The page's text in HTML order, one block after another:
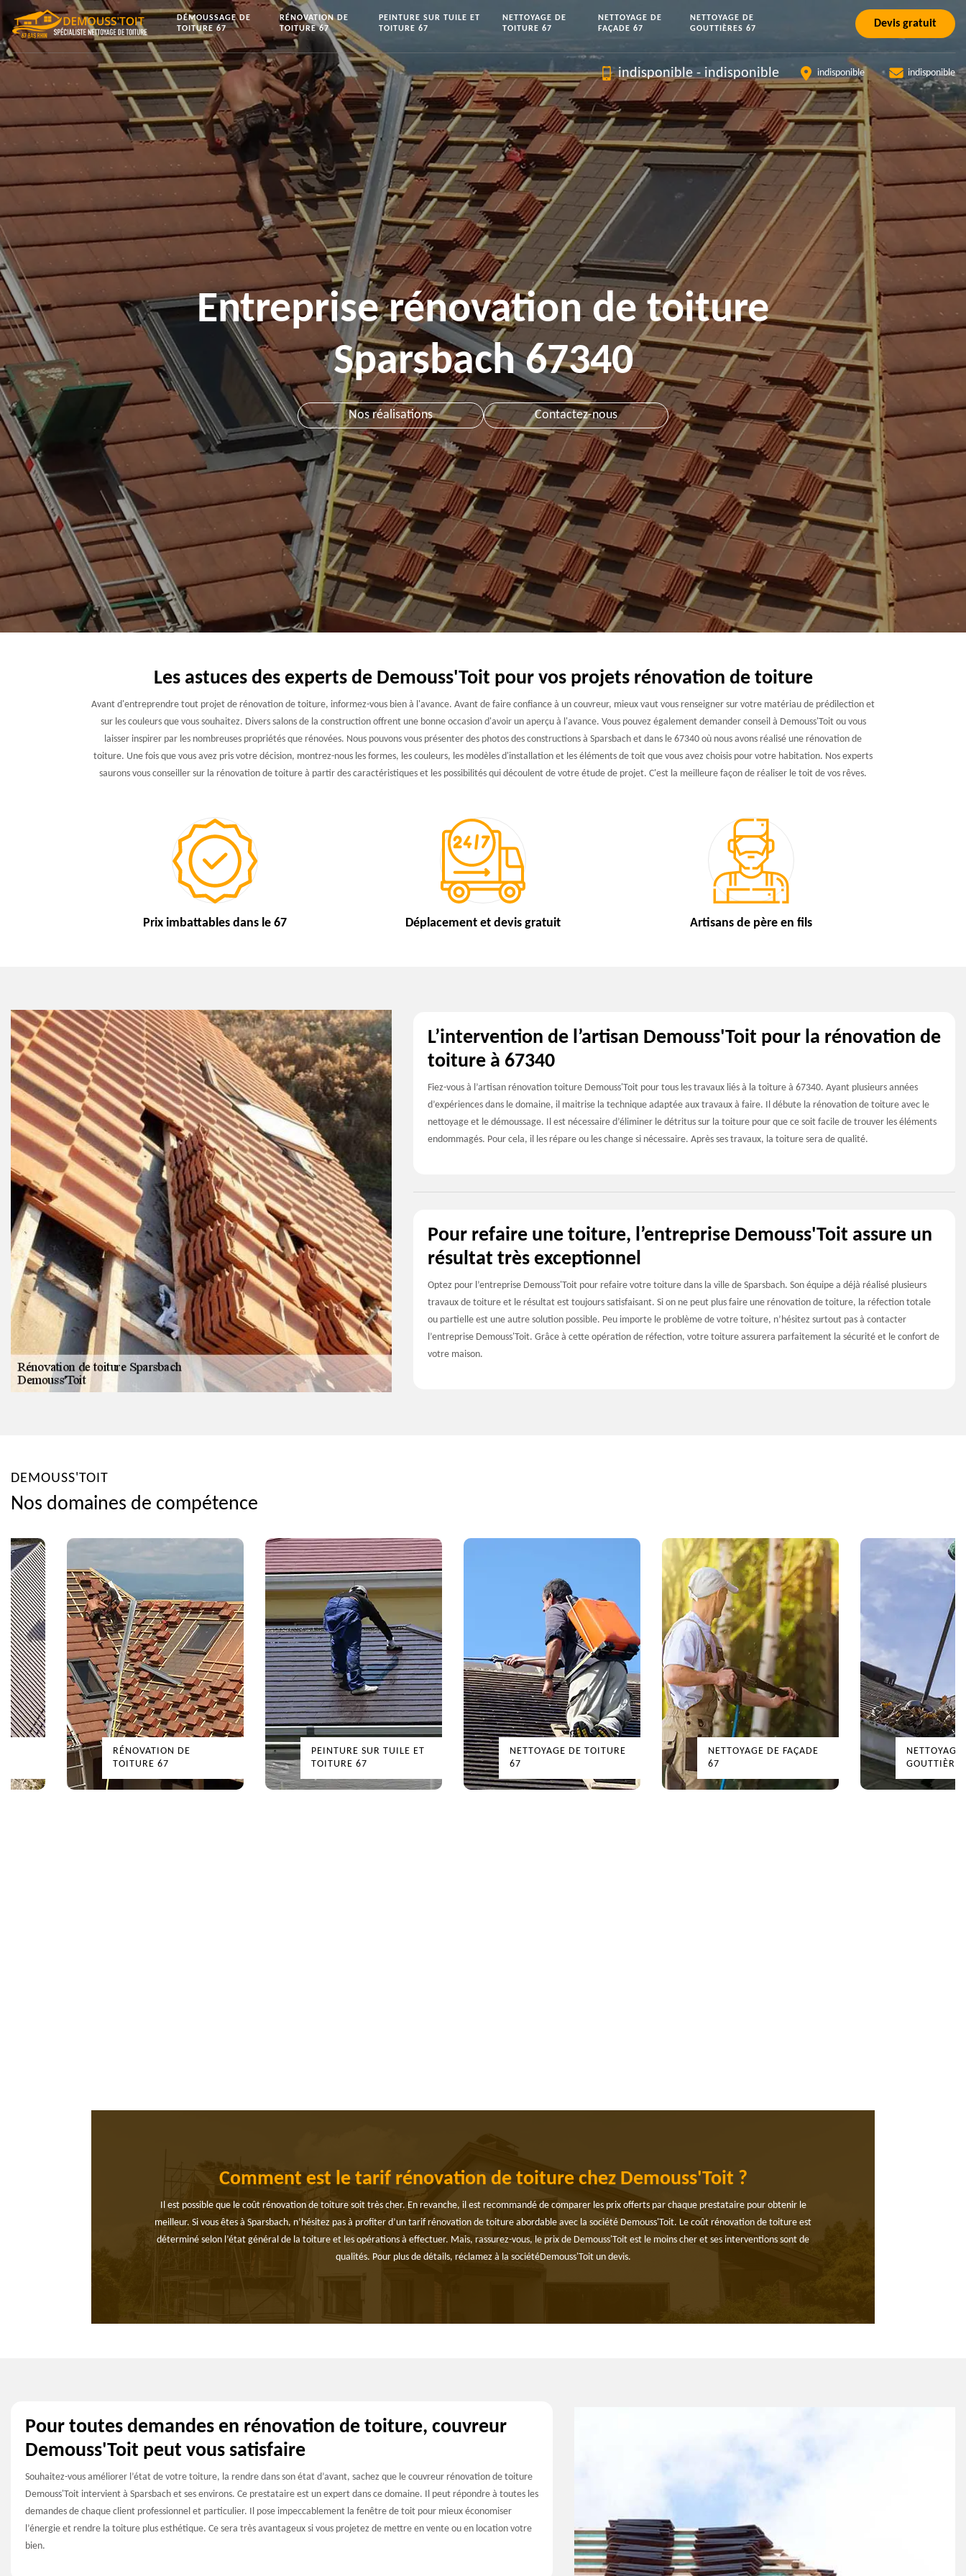
DÉMOUSSAGE DE
TOITURE 67
RÉNOVATION DE
TOITURE 67
PEINTURE SUR TUILE ET
TOITURE 67
NETTOYAGE DE
TOITURE 67
NETTOYAGE DE
FAÇADE 67
NETTOYAGE DE
GOUTTIÈRES 67
Devis gratuit
indisponible - indisponible indisponible indisponible
Entreprise rénovation de toiture
Sparsbach 67340
Nos réalisations Contactez-nous
Les astuces des experts de Demouss'Toit pour vos projets rénovation de toiture
Avant d'entreprendre tout projet de rénovation de toiture, informez-vous bien à l'avance. Avant de faire confiance à un couvreur, mieux vaut vous renseigner sur votre matériau de prédilection et
sur les couleurs que vous souhaitez. Divers salons de la construction offrent une bonne occasion d'avoir un aperçu à l'avance. Vous pouvez également demander conseil à Demouss'Toit ou vous
laisser inspirer par les nombreuses propriétés que rénovées. Nous pouvons vous présenter des photos des constructions à Sparsbach et dans le 67340 où nous avons réalisé une rénovation de
toiture. Une fois que vous avez pris votre décision, montrez-nous les formes, les couleurs, les modèles d'installation et les éléments de toit que vous avez choisis pour votre habitation. Nos experts
saurons vous conseiller sur la rénovation de toiture à partir des caractéristiques et les possibilités qui découlent de votre étude de projet. C'est la meilleure façon de réaliser le toit de vos rêves.
Prix imbattables dans le 67 Déplacement et devis gratuit Artisans de père en fils
L’intervention de l’artisan Demouss'Toit pour la rénovation de
toiture à 67340
Fiez-vous à l’artisan rénovation toiture Demouss'Toit pour tous les travaux liés à la toiture à 67340. Ayant plusieurs années
d’expériences dans le domaine, il maitrise la technique adaptée aux travaux à faire. Il débute la rénovation de toiture avec le
nettoyage et le démoussage. Il est nécessaire d’éliminer le détritus sur la toiture pour que ce soit facile de trouver les éléments
endommagés. Pour cela, il les répare ou les change si nécessaire. Après ses travaux, la toiture sera de qualité.
Pour refaire une toiture, l’entreprise Demouss'Toit assure un
résultat très exceptionnel
Optez pour l’entreprise Demouss'Toit pour refaire votre toiture dans la ville de Sparsbach. Son équipe a déjà réalisé plusieurs
travaux de toiture et le résultat est toujours satisfaisant. Si on ne peut plus faire une rénovation de toiture, la réfection totale
ou partielle est une autre solution possible. Peu importe le problème de votre toiture, n’hésitez surtout pas à contacter
l’entreprise Demouss'Toit. Grâce à cette opération de réfection, votre toiture assurera parfaitement la sécurité et le confort de
votre maison.
DEMOUSS'TOIT
Nos domaines de compétence
RÉNOVATION DE
TOITURE 67
PEINTURE SUR TUILE ET
TOITURE 67
NETTOYAGE DE TOITURE
67
NETTOYAGE DE FAÇADE
67
NETTOYAGE
GOUTTIÈRES
Comment est le tarif rénovation de toiture chez Demouss'Toit ?
Il est possible que le coût rénovation de toiture soit très cher. En revanche, il est recommandé de comparer les prix offerts par chaque prestataire pour obtenir le
meilleur. Si vous êtes à Sparsbach, n’hésitez pas à profiter d’un tarif rénovation de toiture abordable avec la société Demouss'Toit. Le coût rénovation de toiture est
déterminé selon l’état général de la toiture et les opérations à effectuer. Mais, rassurez-vous, le prix de Demouss'Toit est le moins cher et ses interventions sont de
qualités. Pour plus de détails, réclamez à la sociétéDemouss'Toit un devis.
Pour toutes demandes en rénovation de toiture, couvreur
Demouss'Toit peut vous satisfaire
Souhaitez-vous améliorer l’état de votre toiture, la rendre dans son état d’avant, sachez que le couvreur rénovation de toiture
Demouss'Toit intervient à Sparsbach et ses environs. Ce prestataire est un expert dans ce domaine. Il peut répondre à toutes les
demandes de chaque client professionnel et particulier. Il pose impeccablement la fenêtre de toit pour mieux économiser
l’énergie et rendre la toiture plus esthétique. Ce sera très avantageux si vous projetez de mettre en vente ou en location votre
bien.